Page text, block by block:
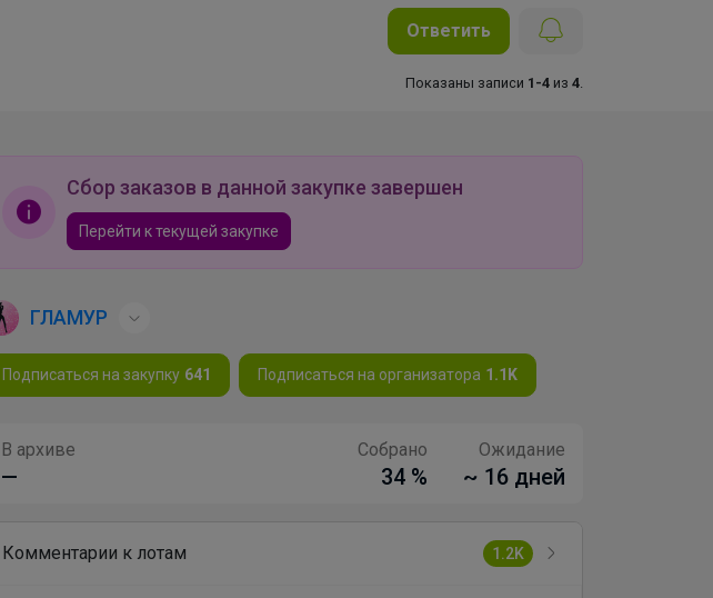
Ответить
Показаны записи 1-4 из 4
Сбор заказов в данной закупке завершен
Перейти к текущей закупке
ГЛАМУР
Подписаться на закупку 641 Подписаться на организатора 1.1K
В архиве
—
Собрано
34 %
Ожидание
~ 16 дней
Комментарии к лотам 1.2K